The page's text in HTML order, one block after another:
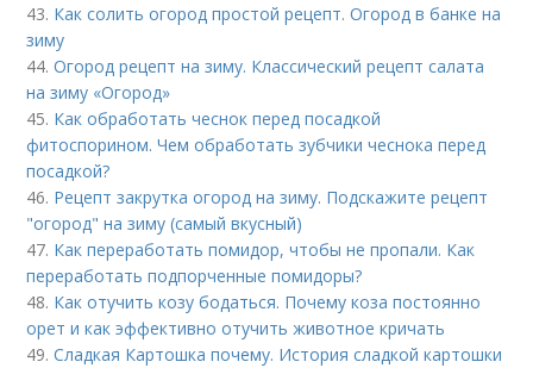
43. Как солить огород простой рецепт. Огород в банке на
зиму
44.Огород рецепт на зиму. Классический рецепт салата
на зиму «Огород»
45. Как обработать чеснок перед посадкой
фитоспорином. Чем обработать зубчики чеснока перед
посадкой?
46. Рецепт закрутка огород на зиму. Подскажите рецепт
"огород" на зиму (самый вкусный)
47. Как переработать помидор, чтобы не пропали. Как
переработать подпорченные помидоры?
48. Как отучить козу бодаться. Почему коза постоянно
орет и как эффективно отучить животное кричать
49.Сладкая Картошка почему. История сладкой картошки